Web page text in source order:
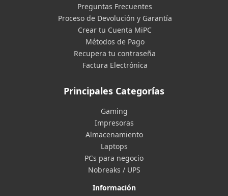
Preguntas Frecuentes
Proceso de Devolución y Garantía
Crear tu Cuenta MiPC
Métodos de Pago
Recupera tu contraseña
Factura Electrónica
Principales Categorías
Gaming
Impresoras
Almacenamiento
Laptops
PCs para negocio
Nobreaks / UPS
Información